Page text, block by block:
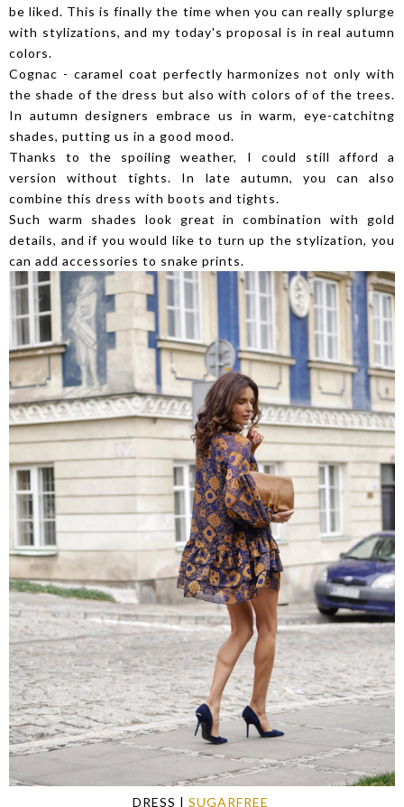
be liked. This is finally the time when you can really splurge
with stylizations, and my today's proposal is in real autumn
colors.
Cognac - caramel coat perfectly harmonizes not only with
the shade of the dress but also with colors of of the trees.
In autumn designers embrace us in warm, eye-catchitng
shades, putting us in a good mood.
Thanks to the spoiling weather, I could still afford a
version without tights. In late autumn, you can also
combine this dress with boots and tights.
Such warm shades look great in combination with gold
details, and if you would like to turn up the stylization, you
can add accessories to snake prints.
DRESS | SUGARFREE